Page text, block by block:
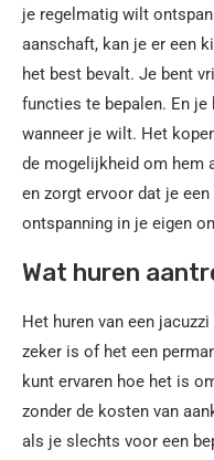
je regelmatig wilt
aanschaft, kan je er een
het best bevalt. Je bent
functies te bepalen. En
wanneer je wilt. Het
de mogelijkheid om hem
en zorgt ervoor dat je
ontspanning in je eigen
Wat huren
Het huren van een
zeker is of het een
kunt ervaren hoe het is
zonder de kosten van
als je slechts voor een